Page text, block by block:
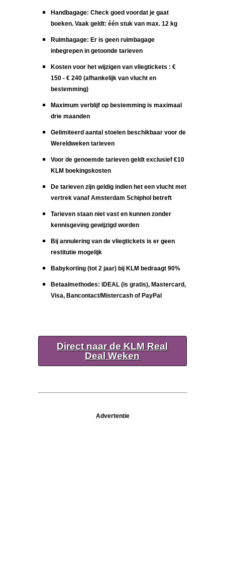
Handbagage: Check goed voordat je gaat
boeken. Vaak geldt: één stuk van max. 12 kg
Ruimbagage: Er is geen ruimbagage
inbegrepen in getoonde tarieven
Kosten voor het wijzigen van vliegtickets : €
150 - € 240 (afhankelijk van vlucht en
bestemming)
Maximum verblijf op bestemming is maximaal
drie maanden
Gelimiteerd aantal stoelen beschikbaar voor de
Wereldweken tarieven
Voor de genoemde tarieven geldt exclusief €10
KLM boekingskosten
De tarieven zijn geldig indien het een vlucht met
vertrek vanaf Amsterdam Schiphol betreft
Tarieven staan niet vast en kunnen zonder
kennisgeving gewijzigd worden
Bij annulering van de vliegtickets is er geen
restitutie mogelijk
Babykorting (tot 2 jaar) bij KLM bedraagt 90%
Betaalmethodes: iDEAL (is gratis), Mastercard,
Visa, Bancontact/Mistercash of PayPal
Direct naar de KLM Real
Deal Weken
Advertentie